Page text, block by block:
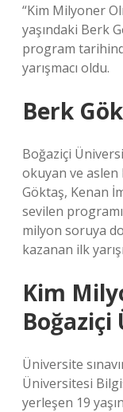
“Kim Milyoner
yaşındaki Berk
program
yarışmacı oldu.
Berk
Boğaziçi
okuyan ve aslen
Göktaş, Kenan
sevilen
milyon soruya
kazanan ilk
Kim
Boğaziçi
Üniversite
Üniversitesi
yerleşen 19